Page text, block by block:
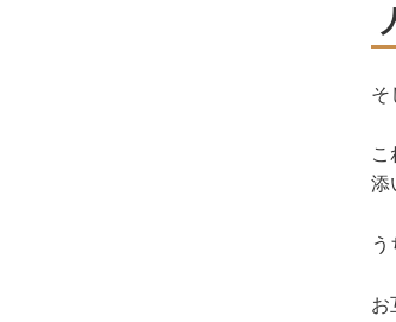
そ
こ
添
お